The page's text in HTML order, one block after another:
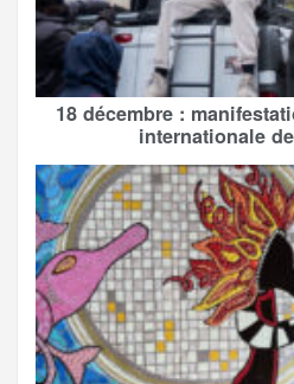
18 décembre :
internationale